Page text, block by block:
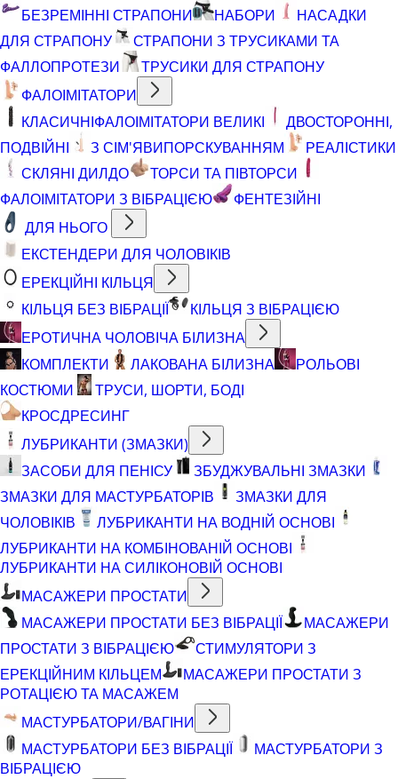
БЕЗРЕМІННІ СТРАПОНИ НАБОРИ
НАСАДКИ
ДЛЯ СТРАПОНУ
СТРАПОНИ З ТРУСИКАМИ ТА
ФАЛЛОПРОТЕЗИ
ТРУСИКИ ДЛЯ СТРАПОНУ
ФАЛОІМІТАТОРИ
КЛАСИЧНІФАЛОІМІТАТОРИ ВЕЛИКІ
ДВОСТОРОННІ,
ПОДВІЙНІ
З СІМ'ЯВИПОРСКУВАННЯМ
РЕАЛІСТИКИ
СКЛЯНІ ДИЛДО
ТОРСИ ТА ПІВТОРСИ
ФАЛОІМІТАТОРИ З ВІБРАЦІЄЮ
ФЕНТЕЗІЙНІ
ДЛЯ НЬОГО
ЕКСТЕНДЕРИ ДЛЯ ЧОЛОВІКІВ
ЕРЕКЦІЙНІ КІЛЬЦЯ
КІЛЬЦЯ БЕЗ ВІБРАЦІЇ
КІЛЬЦЯ З ВІБРАЦІЄЮ
ЕРОТИЧНА ЧОЛОВІЧА БІЛИЗНА
КОМПЛЕКТИ
ЛАКОВАНА БІЛИЗНА
РОЛЬОВІ
КОСТЮМИ
ТРУСИ, ШОРТИ, БОДІ
КРОСДРЕСИНГ
ЛУБРИКАНТИ (ЗМАЗКИ)
ЗАСОБИ ДЛЯ ПЕНІСУ
ЗБУДЖУВАЛЬНІ ЗМАЗКИ
ЗМАЗКИ ДЛЯ МАСТУРБАТОРІВ
ЗМАЗКИ ДЛЯ
ЧОЛОВІКІВ
ЛУБРИКАНТИ НА ВОДНІЙ ОСНОВІ
ЛУБРИКАНТИ НА КОМБІНОВАНІЙ ОСНОВІ
ЛУБРИКАНТИ НА СИЛІКОНОВІЙ ОСНОВІ
МАСАЖЕРИ ПРОСТАТИ
МАСАЖЕРИ ПРОСТАТИ БЕЗ ВІБРАЦІЇ
МАСАЖЕРИ
ПРОСТАТИ З ВІБРАЦІЄЮ
СТИМУЛЯТОРИ З
ЕРЕКЦІЙНИМ КІЛЬЦЕМ
МАСАЖЕРИ ПРОСТАТИ З
РОТАЦІЄЮ ТА МАСАЖЕМ
МАСТУРБАТОРИ/ВАГІНИ
МАСТУРБАТОРИ БЕЗ ВІБРАЦІЇ
МАСТУРБАТОРИ З
ВІБРАЦІЄЮ